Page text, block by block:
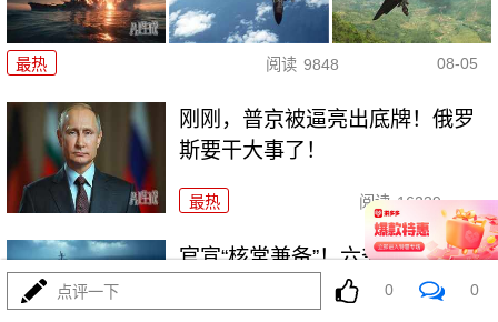
最热 阅读 9848 08-05
刚刚，普京被逼亮出底牌！俄罗
斯要干大事了！
最热 阅读 16239
官宣“核常兼备”！六爷挂弹反航
点评一下 0 0